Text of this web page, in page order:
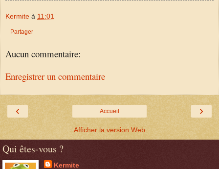
Kermite à 11:01
Partager
Aucun commentaire:
Enregistrer un commentaire
‹ ›
Accueil
Afficher la version Web
Qui êtes-vous ?
Kermite